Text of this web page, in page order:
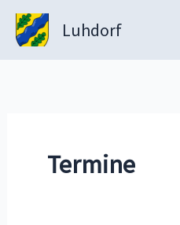
Zum
Inhalt
Luhdorf
Termine